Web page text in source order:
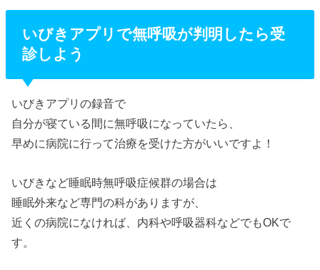
いびきアプリで無呼吸が判明したら受
診しよう
いびきアプリの録音で
自分が寝ている間に無呼吸になっていたら、
早めに病院に行って治療を受けた方がいいですよ！
いびきなど睡眠時無呼吸症候群の場合は
睡眠外来など専門の科がありますが、
近くの病院になければ、内科や呼吸器科などでもOKで
す。